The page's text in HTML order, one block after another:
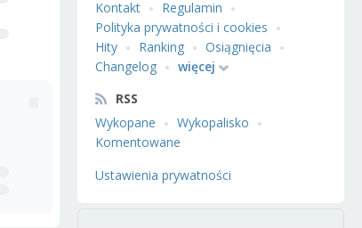
Kontakt
Regulamin
Polityka prywatności i cookies
Hity
Ranking
Osiągnięcia
Changelog
więcej
RSS
Wykopane
Wykopalisko
Komentowane
Ustawienia prywatności